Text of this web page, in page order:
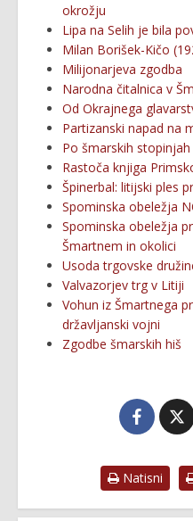
okrožju
Lipa na Selih je bila
Milan Borišek-Kičo
Milijonarjeva zgodba
Narodna čitalnica v
Od Okrajnega
Partizanski napad na
Po šmarskih stopinjah
Rastoča knjiga
Špinerbal: litijski ples
Spominska obeležja
Spominska obeležja
Šmartnem in okolici
Usoda trgovske
Valvazorjev trg v Litiji
Vohun iz Šmartnega
državljanski vojni
Zgodbe šmarskih hiš
Natisni